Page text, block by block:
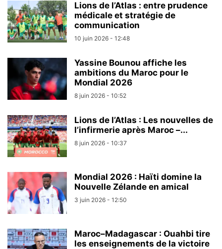
Lions de l’Atlas : entre prudence
médicale et stratégie de
communication
10 juin 2026 - 12:48
Yassine Bounou affiche les
ambitions du Maroc pour le
Mondial 2026
8 juin 2026 - 10:52
Lions de l’Atlas : Les nouvelles de
l’infirmerie après Maroc –...
8 juin 2026 - 10:37
Mondial 2026 : Haïti domine la
Nouvelle Zélande en amical
3 juin 2026 - 12:50
Maroc–Madagascar : Ouahbi tire
les enseignements de la victoire